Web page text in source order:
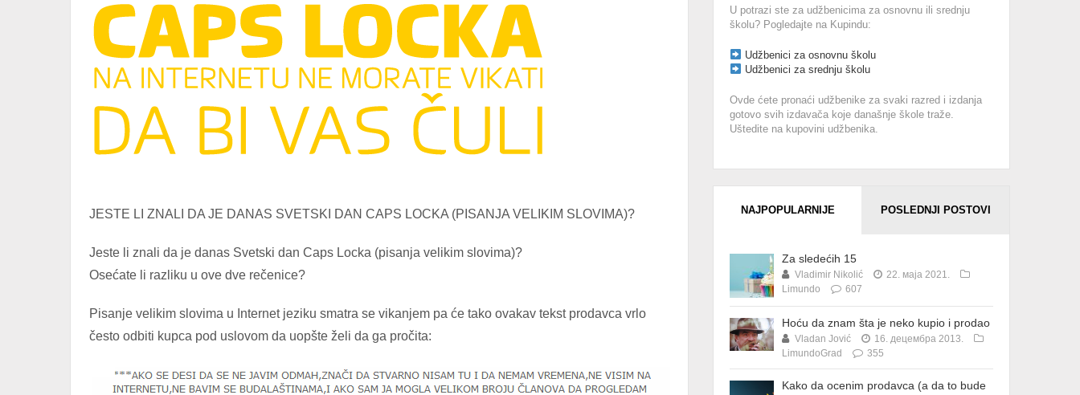
JESTE LI ZNALI DA JE DANAS SVETSKI DAN CAPS LOCKA (PISANJA VELIKIM SLOVIMA)?
Jeste li znali da je danas Svetski dan Caps Locka (pisanja velikim slovima)?
Osećate li razliku u ove dve rečenice?
Pisanje velikim slovima u Internet jeziku smatra se vikanjem pa će tako ovakav tekst prodavca vrlo
često odbiti kupca pod uslovom da uopšte želi da ga pročita:
U potrazi ste za udžbenicima za osnovnu ili srednju
školu? Pogledajte na Kupindu:
Udžbenici za osnovnu školu
Udžbenici za srednju školu
Ovde ćete pronaći udžbenike za svaki razred i izdanja
gotovo svih izdavača koje današnje škole traže.
Uštedite na kupovini udžbenika.
NAJPOPULARNIJE POSLEDNJI POSTOVI
Za sledećih 15
Vladimir Nikolić
22. маја 2021.
Limundo
607
Hoću da znam šta je neko kupio i prodao
Vladan Jović
16. децембра 2013.
LimundoGrad
355
Kako da ocenim prodavca (a da to bude